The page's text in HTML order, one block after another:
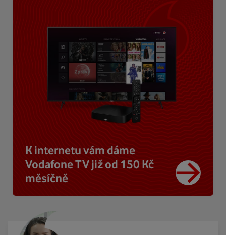
K internetu vám dáme
Vodafone TV již od 150 Kč
měsíčně